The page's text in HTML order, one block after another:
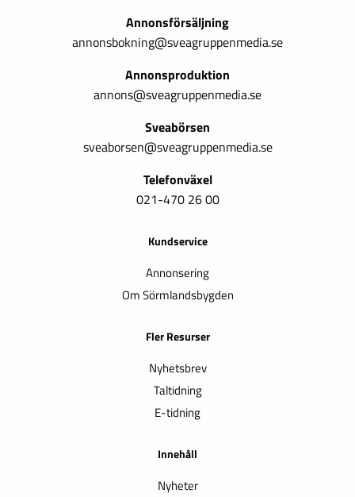
Annonsförsäljning
annonsbokning@sveagruppenmedia.se
Annonsproduktion
annons@sveagruppenmedia.se
Sveabörsen
sveaborsen@sveagruppenmedia.se
Telefonväxel
021-470 26 00
Kundservice
Annonsering
Om Sörmlandsbygden
Fler Resurser
Nyhetsbrev
Taltidning
E-tidning
Innehåll
Nyheter